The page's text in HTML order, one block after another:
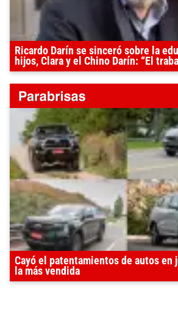
Ricardo Darín se sinceró sobre la
hijos, Clara y el Chino Darín: “El
Cayó el patentamientos de autos en
la más vendida